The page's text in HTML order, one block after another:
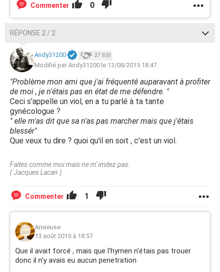
Commenter 0
RÉPONSE 2 / 2
Andy31200 27 830
Modifié par Andy31200 le 13/08/2015 18:47
"Problème mon ami que j'ai fréquenté auparavant à profiter
de moi , je n'étais pas en état de me défendre. "
Ceci s'appelle un viol, en a tu parlé à ta tante
gynécologue ?
" elle m'as dit que sa n'as pas marcher mais que j'étais
blessér"
Que veux tu dire ? quoi qu'il en soit , c'est un viol.
Faites comme moi mais ne m' imitez pas.
( Jacques Lacan )
Commenter 1
Anxieuse
13 août 2015 à 18:57
Que il avait forcé , mais que l'hymen n'étais pas trouer
donc il n'y avais eu aucun penetration